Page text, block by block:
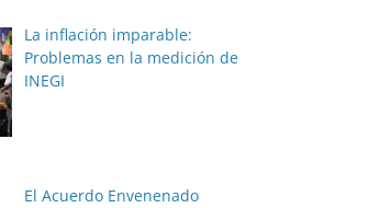
La inflación imparable:
Problemas en la medición de
INEGI
El Acuerdo Envenenado